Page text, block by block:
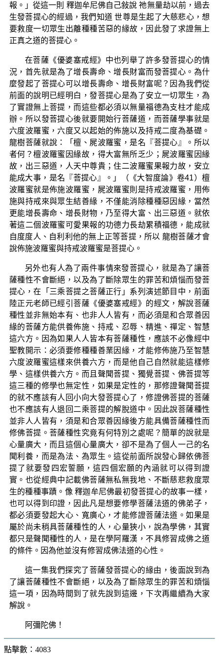
報。」從這一則 釋迦牟尼佛自己敍說 祂無量劫以前，過去
生發菩提心的經過，我們知道 世尊是生起了大慈悲心，想
要救度一切眾生出離種種苦惡的緣故，因此發了求證無上
正真之道的菩提心。
在菩薩《優婆塞戒經》中也列舉了許多發菩提心的情
況，首先就是為了增長壽命、增長財富而發菩提心。為什
麼發起了菩提心可以增長壽命、增長財富呢？因為我們從
前面的說明已經明白，發菩提心是為了安立一切眾生，為
了實證無上菩提，而這些都必須以無量福德為支柱才能成
辦。所以發菩提心後就要開始行菩薩道，而菩薩學事就是
六度波羅蜜，六度又以起始的佈施以及持戒二度為基礎。
龍樹菩薩就說：「檀、屍波羅蜜，是名『菩提心』。所以
者何？檀波羅蜜因緣故，得大富無所乏少；屍波羅蜜因緣
故，出三惡道，人天中尊貴；住二波羅蜜果報力故，安立
能成大事，是名『菩提心』。」（《大智度論》卷41）檀
波羅蜜就是佈施波羅蜜，屍波羅蜜則是持戒波羅蜜，用佈
施與持戒來與眾生結善緣，不僅能消除種種惡因緣，當然
更能增長壽命、增長財物，乃至得大富、出三惡道。就依
著這二個波羅蜜可愛果報的功德力長劫累積福德，能成就
自度度人、自利利他的無上正等菩提，所以 龍樹菩薩才會
說佈施波羅蜜與持戒波羅蜜是菩提心。
另外也有人為了兩件事情來發菩提心，就是為了讓菩
薩種性不會斷絕，以及為了斷除眾生的罪苦和煩惱而發菩
提心，在「三乘菩提之菩薩正行」系列演述節目中，前面
陸正元老師已經引菩薩《優婆塞戒經》的經文，解說菩薩
種性並非無始本有、也非人人皆有，而必須是和合眾善因
緣的菩薩方能供養佈施、持戒、忍辱、精進、禪定、智慧
這六方。因為如果人人皆本有菩薩種性，應該不必像經中
聖教開示：必須要修種種善業因緣，才能修佈施乃至智慧
六度波羅蜜這樣來供養六方，而是他自己自然就能這樣修
學、這樣供養六方。而且聲聞菩提、獨覺菩提、佛菩提等
這三種的修學也無定性，如果是定性的，那修證聲聞菩提
的就不應該有人回小向大發菩提心了，修證佛菩提的菩薩
也不應該有人退回二乘菩提的解脫道中。因此說菩薩種性
並非人人皆有，須是和合眾善因緣後方能具備菩薩種性而
修佛菩提。菩薩種性究竟有何特別之處呢？簡單的說就是
心量廣大，而且這個心量廣大，卻不是為了個人一己的名
聞利養，而是為法、為眾生。這從前面所說發心歸依佛菩
提了就要發四宏誓願，這四個宏願的內涵就可以得到證
實。也從經典中記載佛菩薩無私無我地、不斷慈悲救度眾
生的種種事蹟。像 釋迦牟尼佛最初發菩提心的故事一樣，
也可以得到印證，因此凡是想要修學菩薩法道的佛弟子，
都必須要發起大心、寬廣心，才能修證菩薩法道。如果是
屬於尚未稍具菩薩種性的人，心量狹小，說為學佛，其實
都只是聲聞種性的人，是在學阿羅漢，不具修習成佛之道
的條件。因為他並沒有修習成佛法道的心性。
這一集我們探究了菩薩發菩提心的緣由，後面說到為
了讓菩薩種性不會斷絕，以及為了斷除眾生的罪苦和煩惱
這一項，因為時間到了就先說到這邊，下次再繼續為大家
解說。
阿彌陀佛！
點擊數：4083